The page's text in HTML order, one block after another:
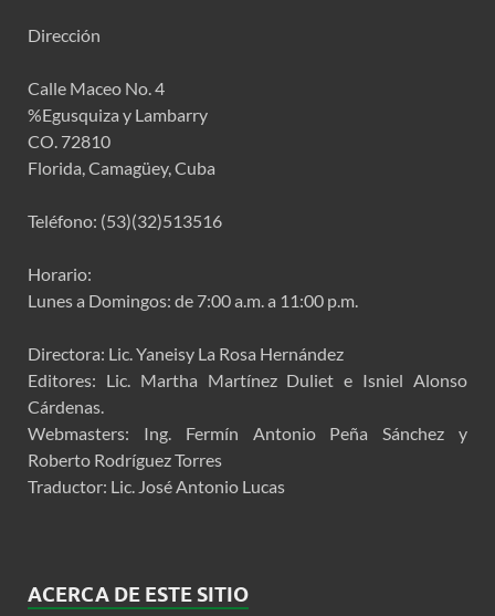
Dirección
Calle Maceo No. 4
%Egusquiza y Lambarry
CO. 72810
Florida, Camagüey, Cuba
Teléfono: (53)(32)513516
Horario:
Lunes a Domingos: de 7:00 a.m. a 11:00 p.m.
Directora: Lic. Yaneisy La Rosa Hernández
Editores: Lic. Martha Martínez Duliet e Isniel Alonso
Cárdenas.
Webmasters: Ing. Fermín Antonio Peña Sánchez y
Roberto Rodríguez Torres
Traductor: Lic. José Antonio Lucas
ACERCA DE ESTE SITIO